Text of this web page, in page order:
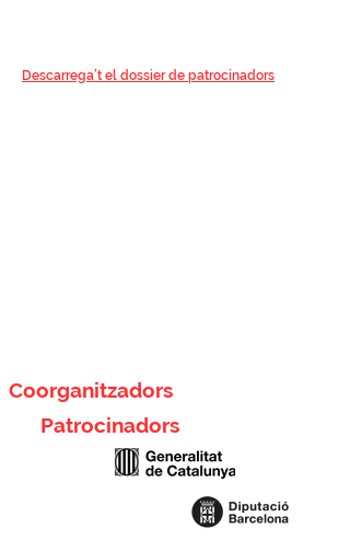
Descarrega’t el dossier de patrocinadors
Coorganitzadors
Patrocinadors